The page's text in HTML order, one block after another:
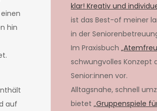
hin
auf
klar! Kreativ und
ist das Best-of meiner
in der
Im Praxisbuch
schwungvolles
Senior:innen vor.
Alltagsnahe, schnell
bietet „Gruppenspiele